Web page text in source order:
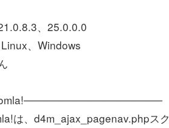
、25.0.0.0
、Windows
は、d4m_ajax_pagenav.phpス